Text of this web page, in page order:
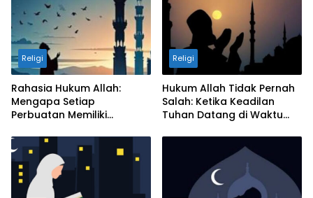
Religi
Rahasia Hukum Allah:
Mengapa Setiap
Perbuatan Memiliki
Religi
Hukum Allah Tidak Pernah
Salah: Ketika Keadilan
Tuhan Datang di Waktu